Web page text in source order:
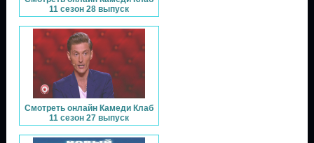
11 сезон 28 выпуск
Смотреть онлайн Камеди Клаб
11 сезон 27 выпуск